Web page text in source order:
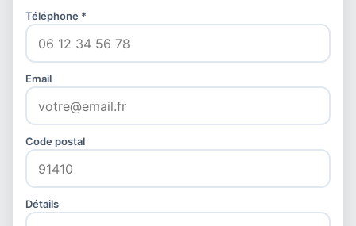
Téléphone *
Email
Code postal
Détails